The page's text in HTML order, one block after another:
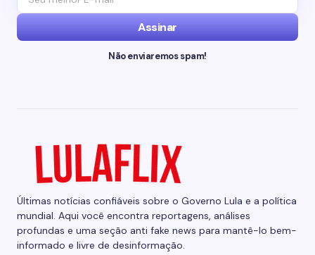
Assinar
Não enviaremos spam!
Últimas notícias confiáveis sobre o Governo Lula e a política
mundial. Aqui você encontra reportagens, análises
profundas e uma seção anti fake news para mantê-lo bem-
informado e livre de desinformação.